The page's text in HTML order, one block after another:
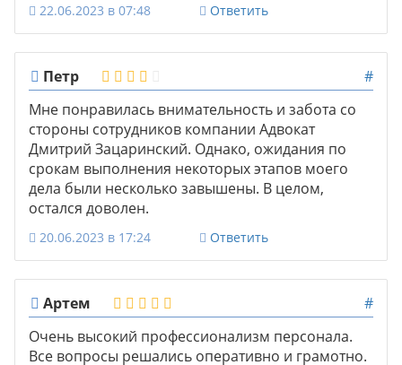
22.06.2023 в 07:48 Ответить
Петр
#
Мне понравилась внимательность и забота со
стороны сотрудников компании Адвокат
Дмитрий Зацаринский. Однако, ожидания по
срокам выполнения некоторых этапов моего
дела были несколько завышены. В целом,
остался доволен.
20.06.2023 в 17:24 Ответить
Артем
#
Очень высокий профессионализм персонала.
Все вопросы решались оперативно и грамотно.